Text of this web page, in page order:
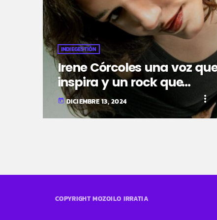
INDIEGESTIÓN
Irene Córcoles una voz que
inspira y un rock que
anima
today DICIEMBRE 13, 2024 more_vert
COPYRIGHT MOZOILO IRRATIA